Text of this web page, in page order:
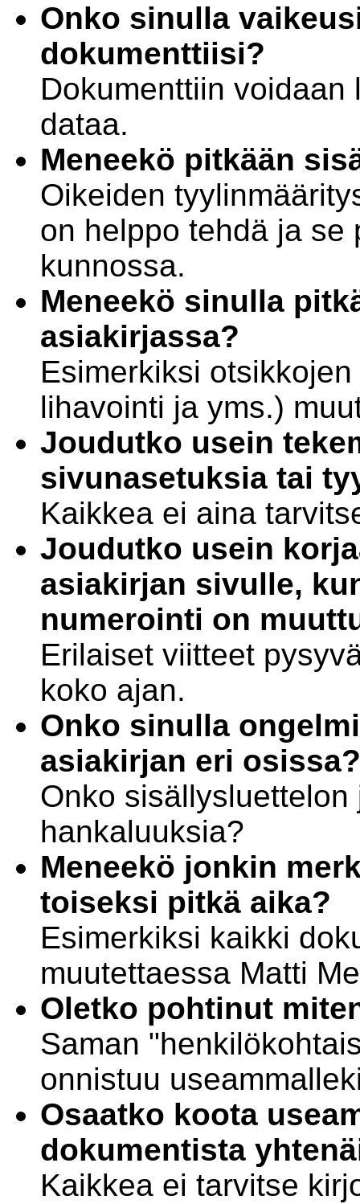
Onko sinulla
dokumenttiisi?
Dokumenttiin
dataa.
Meneekö pitkään
Oikeiden
on helppo tehdä ja se
kunnossa.
Meneekö sinulla
asiakirjassa?
Esimerkiksi
lihavointi ja yms.)
Joudutko usein
sivunasetuksia tai
Kaikkea ei aina
Joudutko usein
asiakirjan sivulle,
numerointi on
Erilaiset viitteet
koko ajan.
Onko sinulla
asiakirjan eri osissa?
Onko
hankaluuksia?
Meneekö jonkin
toiseksi pitkä aika?
Esimerkiksi kaikki
muutettaessa Matti
Oletko pohtinut
Saman
onnistuu
Osaatko koota
dokumentista
Kaikkea ei tarvitse